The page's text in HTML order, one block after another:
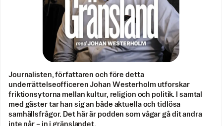
Journalisten, författaren och före detta
underrättelseofficeren Johan Westerholm utforskar
friktionsytorna mellan kultur, religion och politik. I samtal
med gäster tar han sig an både aktuella och tidlösa
samhällsfrågor. Det här är podden som vågar gå dit andra
inte når – in i gränslandet.